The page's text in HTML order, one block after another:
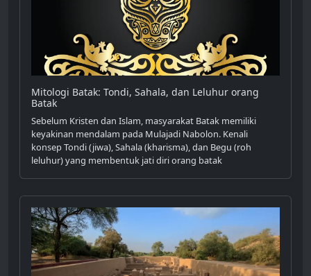
Mitologi Batak: Tondi, Sahala, dan Leluhur orang
Batak
Sebelum Kristen dan Islam, masyarakat Batak memiliki
keyakinan mendalam pada Mulajadi Nabolon. Kenali
konsep Tondi (jiwa), Sahala (kharisma), dan Begu (roh
leluhur) yang membentuk jati diri orang batak